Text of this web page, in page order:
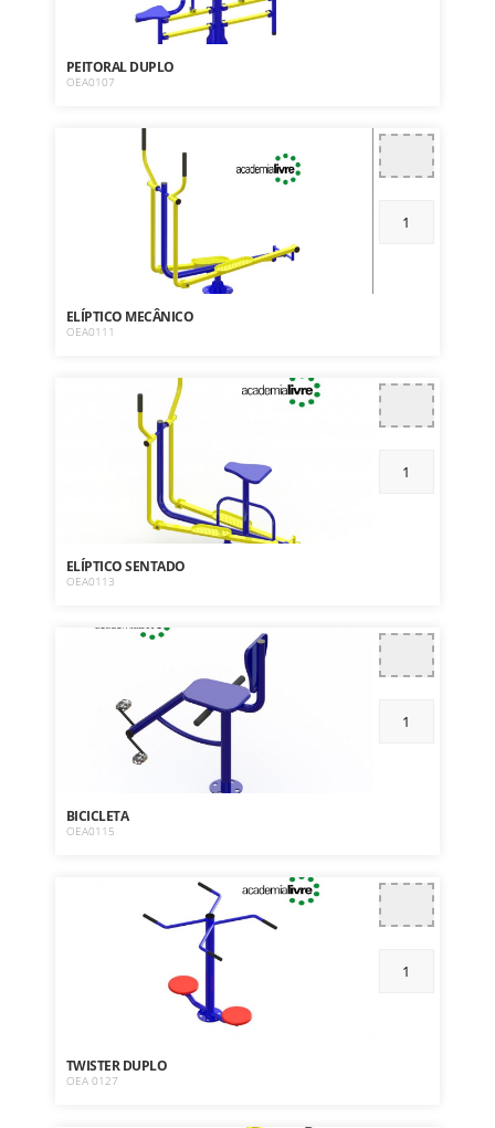
PEITORAL DUPLO
OEA0107
ELÍPTICO MECÂNICO
OEA0111
ELÍPTICO SENTADO
OEA0113
BICICLETA
OEA0115
TWISTER DUPLO
OEA 0127